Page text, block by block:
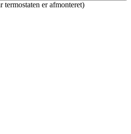
termostaten er afmonteret)